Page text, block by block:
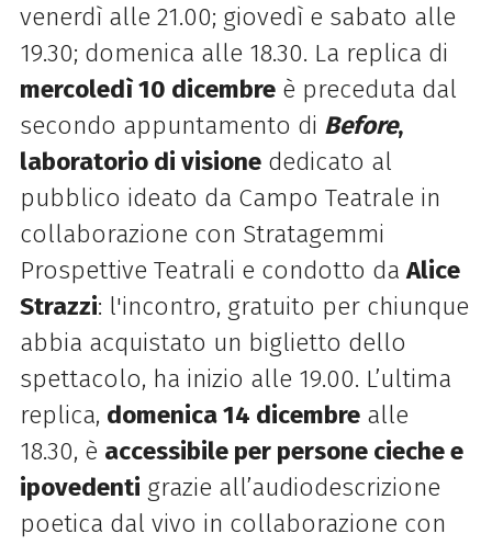
venerdì alle 21.00; giovedì e sabato alle
19.30; domenica alle 18.30. La replica di
mercoledì 10 dicembreè preceduta dal
secondo appuntamento di Before,
laboratorio di visionededicato al
pubblico ideato da Campo Teatrale in
collaborazione con Stratagemmi
Prospettive Teatrali e condotto daAlice
Strazzi: l'incontro, gratuito per chiunque
abbia acquistato un biglietto dello
spettacolo, ha inizio alle 19.00. L’ultima
replica, domenica 14 dicembrealle
18.30, è accessibile per persone cieche e
ipovedenti grazie all’audiodescrizione
poetica dal vivo in collaborazione con